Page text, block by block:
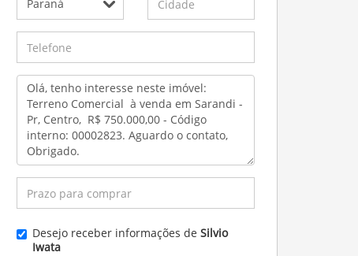
Desejo receber informações de Silvio
Iwata